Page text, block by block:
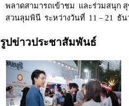
พลาดสามารถเข้าชม และร่วมสนุก
สวนลุมพินี ระหว่างวันที่ 11 – 21 ธันว
รูปข่าวประชาสัมพันธ์